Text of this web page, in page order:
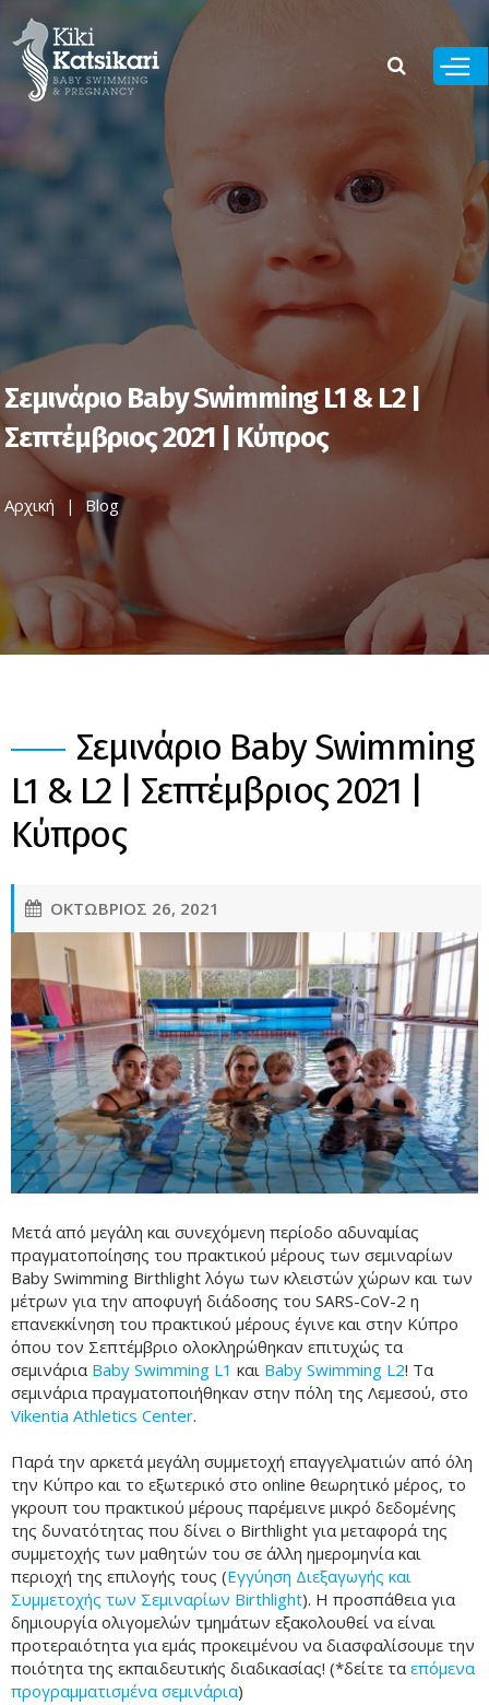
Παράκαμψη
προς το
κυρίως
Σεμινάριο Baby Swimming L1 & L2 |
Σεπτέμβριος 2021 | Κύπρος
Αρχική Blog
Σεμινάριο Baby Swimming
L1 & L2 | Σεπτέμβριος 2021 |
Κύπρος
ΟΚΤΩΒΡΙΟΣ 26, 2021
Μετά από μεγάλη και συνεχόμενη περίοδο αδυναμίας
πραγματοποίησης του πρακτικού μέρους των σεμιναρίων
Baby Swimming Birthlight λόγω των κλειστών χώρων και των
μέτρων για την αποφυγή διάδοσης του SARS-CoV-2 η
επανεκκίνηση του πρακτικού μέρους έγινε και στην Κύπρο
όπου τον Σεπτέμβριο ολοκληρώθηκαν επιτυχώς τα
σεμινάρια Baby Swimming L1 και Baby Swimming L2! Τα
σεμινάρια πραγματοποιήθηκαν στην πόλη της Λεμεσού, στο
Vikentia Athletics Center.
Παρά την αρκετά μεγάλη συμμετοχή επαγγελματιών από όλη
την Κύπρο και το εξωτερικό στο online θεωρητικό μέρος, το
γκρουπ του πρακτικού μέρους παρέμεινε μικρό δεδομένης
της δυνατότητας που δίνει ο Birthlight για μεταφορά της
συμμετοχής των μαθητών του σε άλλη ημερομηνία και
περιοχή της επιλογής τους (Εγγύηση Διεξαγωγής και
Συμμετοχής των Σεμιναρίων Birthlight). Η προσπάθεια για
δημιουργία ολιγομελών τμημάτων εξακολουθεί να είναι
προτεραιότητα για εμάς προκειμένου να διασφαλίσουμε την
ποιότητα της εκπαιδευτικής διαδικασίας! (*δείτε τα επόμενα
προγραμματισμένα σεμινάρια)